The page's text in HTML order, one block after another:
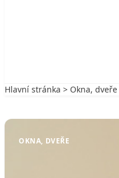
Hlavní stránka > Okna, dveře
OKNA, DVEŘE